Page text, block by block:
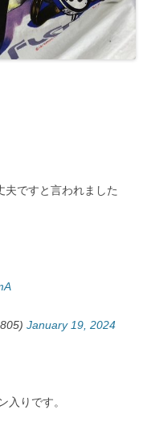
夫ですと言われました
January 19, 2024
入りです。